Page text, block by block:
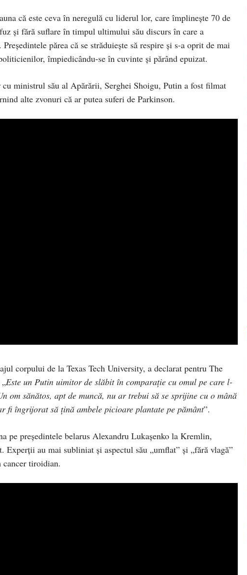
că este ceva în neregulă cu liderul lor, care împlinește 70 de
și fără suflare în timpul ultimului său discurs în care a
părea că se străduiește să respire și s-a oprit de mai
împiedicându-se în cuvinte și părând epuizat.
ministrul său al Apărării, Serghei Shoigu, Putin a fost filmat
alte zvonuri că ar putea suferi de Parkinson.
corpului de la Texas Tech University, a declarat pentru The
Este un Putin uimitor de slăbit în comparație cu omul pe care l-
om sănătos, apt de muncă, nu ar trebui să se sprijine cu o mână
fi îngrijorat să țină ambele picioare plantate pe pământ”.
pe președintele belarus Alexandru Lukașenko la Kremlin,
au mai subliniat și aspectul său „umflat” și „fără vlagă”
cancer tiroidian.